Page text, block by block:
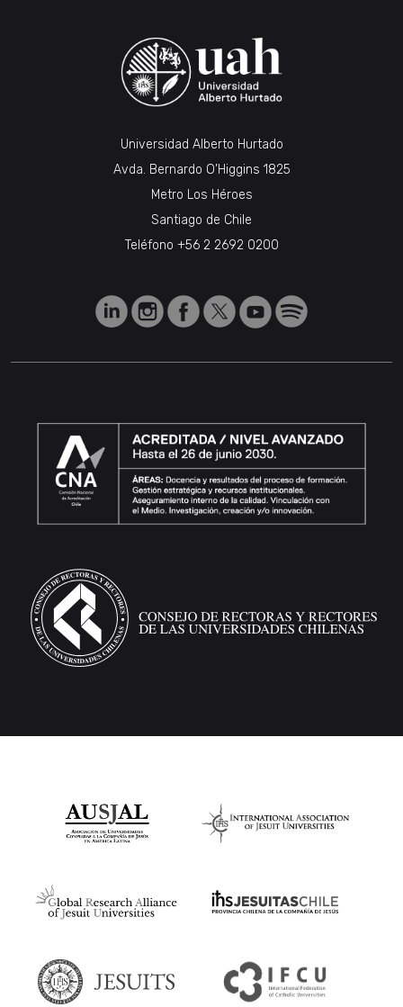
Universidad Alberto Hurtado
Avda. Bernardo O’Higgins 1825
Metro Los Héroes
Santiago de Chile
Teléfono +56 2 2692 0200